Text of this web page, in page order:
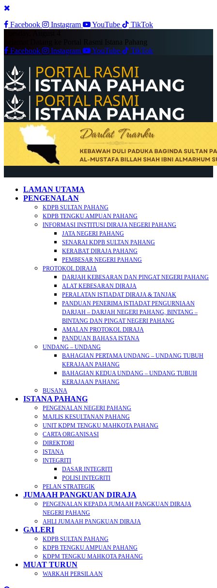
Facebook Instagram YouTube
TikTok
Selamat Datang ke Portal Rasmi Istana Pahang
Facebook
Instagram YouTube TikTok
LAMAN UTAMA
PENGENALAN
KDPB SULTAN PAHANG
KDPB TENGKU AMPUAN PAHANG
INFORMASI INSTITUSI DIRAJA NEGERI PAHANG
JATA NEGERI PAHANG
SENARAI KDPB SULTAN PAHANG
KERABAT DIRAJA PAHANG
PEMBESAR NEGERI PAHANG
PROTOKOL DIRAJA
DARJAH KEBESARAN DAN PINGAT NEGERI PAHANG
ALAT KEBESARAN DIRAJA
PERALATAN ISTIADAT DIRAJA & TANJAK
PANDUAN PENERIMA ISTIADAT PENGURNIAAN
DARJAH – DARJAH NEGERI PAHANG, BINTANG –
BINTANG DAN PINGAT NEGERI PAHANG
AMALAN PROTOKOL DIRAJA
PANDUAN BAHASA ISTANA
UNDANG – UNDANG
BAHAGIAN PERTAMA UNDANG – UNDANG TUBUH
KERAJAAN PAHANG
BAHAGIAN KEDUA UNDANG – UNDANG TUBUH
KERAJAAN PAHANG
BUSANA
ISTANA PAHANG
PENGENALAN NEGERI PAHANG
MAJLIS KESULTANAN PAHANG
UNIT KDPM TENGKU MAHKOTA PAHANG
CARTA ORGANISASI
DIREKTORI
ISTANA
INTEGRITI
DASAR INTEGRITI
POLISI INTEGRITI
PELAN STRATEGIK
JUMAAH PANGKUAN DIRAJA
PENGENALAN KEPADA JUMAAH PANGKUAN DIRAJA
NEGERI PAHANG
AHLI JUMAAH PANGKUAN DIRAJA
GALERI
KDPB SULTAN PAHANG
KDPB TENGKU AMPUAN PAHANG
KDPM TENGKU MAHKOTA PAHANG
MUAT TURUN
WARKAH PERSILAAN